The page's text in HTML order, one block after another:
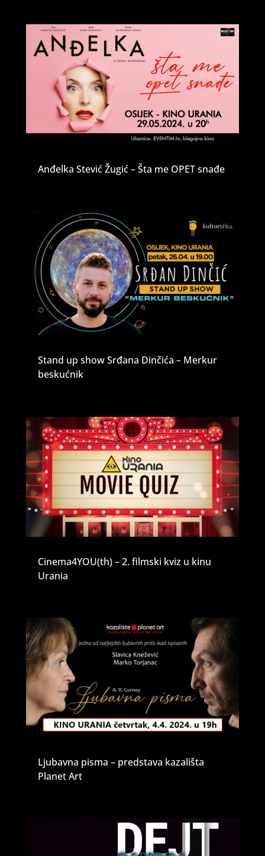
Anđelka Stević Žugić – Šta me OPET snađe
Stand up show Srđana Dinčića – Merkur
beskućnik
Cinema4YOU(th) – 2. filmski kviz u kinu
Urania
Ljubavna pisma – predstava kazališta
Planet Art